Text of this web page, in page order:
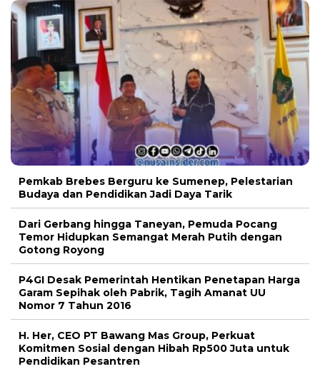
Pemkab Brebes Berguru ke Sumenep, Pelestarian
Budaya dan Pendidikan Jadi Daya Tarik
Dari Gerbang hingga Taneyan, Pemuda Pocang
Temor Hidupkan Semangat Merah Putih dengan
Gotong Royong
P4GI Desak Pemerintah Hentikan Penetapan Harga
Garam Sepihak oleh Pabrik, Tagih Amanat UU
Nomor 7 Tahun 2016
H. Her, CEO PT Bawang Mas Group, Perkuat
Komitmen Sosial dengan Hibah Rp500 Juta untuk
Pendidikan Pesantren